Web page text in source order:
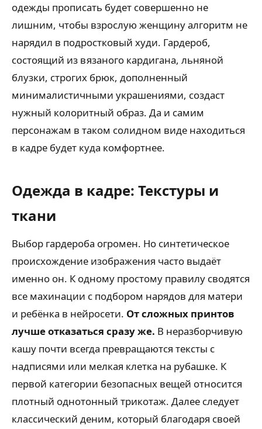
одежды прописать будет совершенно не
лишним, чтобы взрослую женщину алгоритм не
нарядил в подростковый худи. Гардероб,
состоящий из вязаного кардигана, льняной
блузки, строгих брюк, дополненный
минималистичными украшениями, создаст
нужный колоритный образ. Да и самим
персонажам в таком солидном виде находиться
в кадре будет куда комфортнее.
Одежда в кадре: Текстуры и
ткани
Выбор гардероба огромен. Но синтетическое
происхождение изображения часто выдаёт
именно он. К одному простому правилу сводятся
все махинации с подбором нарядов для матери
и ребёнка в нейросети. От сложных принтов
лучше отказаться сразу же. В неразборчивую
кашу почти всегда превращаются тексты с
надписями или мелкая клетка на рубашке. К
первой категории безопасных вещей относится
плотный однотонный трикотаж. Далее следует
классический деним, который благодаря своей